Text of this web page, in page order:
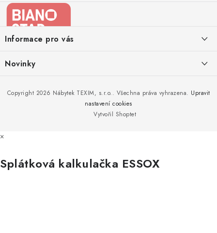
aInformace pro vás
Kontakty
Doprava nábytku k Vám
Formulář odstoupení od smlouvy
Novinky
to!
Nakupujte zahradní nábytek i v ziměVytvořil Shoptet
Copyright 2026 Nábytek TEXIM, s.r.o.. Všechna práva vyhrazena. Upravit
nastavení cookies
×
Splátková kalkulačka ESSOX